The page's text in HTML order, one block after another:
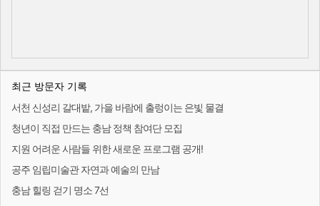
최근 방문자 기록
서천 신성리 갈대밭, 가을 바람에 출렁이는 은빛 물결
청년이 직접 만드는 충남 정책 참여단 모집
지원 어려운 사람들 위한 새로운 프로그램 공개!
공주 임립미술관 자연과 예술의 만남
충남 힐링 걷기 명소 7선